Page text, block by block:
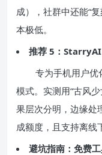
成），社群中还能“
本极低。
推荐 5：StarryAI
专为手机用户优
模式。实测用“古风
果层次分明，边缘处
成额度，且支持离线
避坑指南：免费